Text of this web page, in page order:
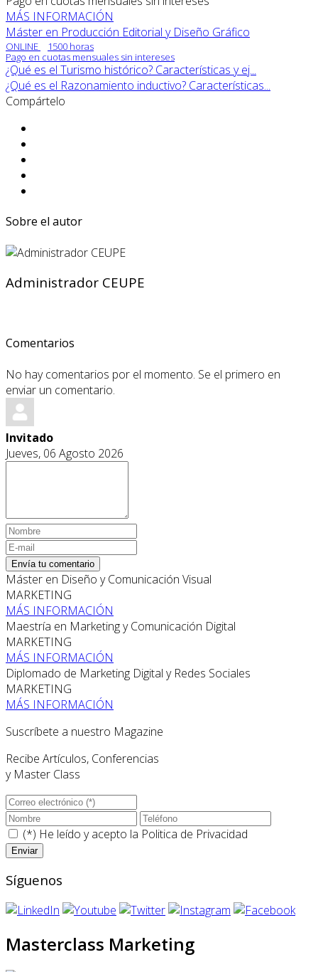
MÁS INFORMACIÓN
Máster en Producción Editorial y Diseño Gráfico
ONLINE
1500 horas
Pago en cuotas mensuales sin intereses
¿Qué es el Turismo histórico? Características y ej...
¿Qué es el Razonamiento inductivo? Características...
Compártelo
Sobre el autor
Administrador CEUPE
Comentarios
No hay comentarios por el momento. Se el primero en
enviar un comentario.
Invitado
Jueves, 06 Agosto 2026
Envía tu comentario
Máster en Diseño y Comunicación Visual
MARKETING
MÁS INFORMACIÓN
Maestría en Marketing y Comunicación Digital
MARKETING
MÁS INFORMACIÓN
Diplomado de Marketing Digital y Redes Sociales
MARKETING
MÁS INFORMACIÓN
Suscríbete a nuestro Magazine
Recibe Artículos, Conferencias
y Master Class
(*) He leído y acepto la Politica de Privacidad
Síguenos
Masterclass Marketing